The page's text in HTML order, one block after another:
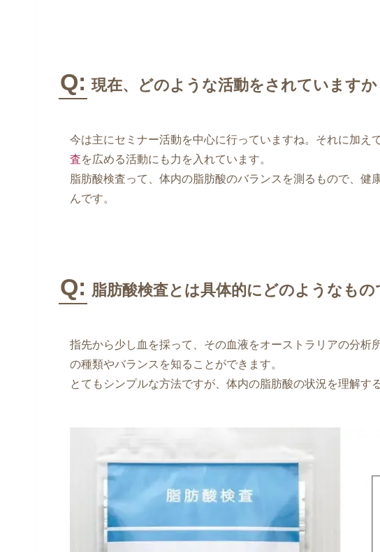
Q: 現在、どのような活動をされていますか
今は主にセミナー活動を中心に行っていますね。それに加え
査を広める活動にも力を入れています。
脂肪酸検査って、体内の脂肪酸のバランスを測るもので、健
んです。
Q: 脂肪酸検査とは具体的にどのようなもの
指先から少し血を採って、その血液をオーストラリアの分析
の種類やバランスを知ることができます。
とてもシンプルな方法ですが、体内の脂肪酸の状況を理解す